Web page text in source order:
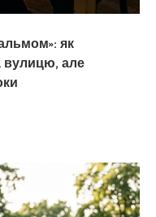
як
вулицю, але